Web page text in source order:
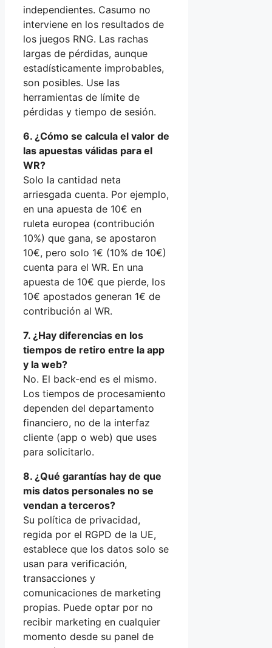
independientes. Casumo no
interviene en los resultados de
los juegos RNG. Las rachas
largas de pérdidas, aunque
estadísticamente improbables,
son posibles. Use las
herramientas de límite de
pérdidas y tiempo de sesión.
6. ¿Cómo se calcula el valor de
las apuestas válidas para el
WR?
Solo la cantidad neta
arriesgada cuenta. Por ejemplo,
en una apuesta de 10€ en
ruleta europea (contribución
10%) que gana, se apostaron
10€, pero solo 1€ (10% de 10€)
cuenta para el WR. En una
apuesta de 10€ que pierde, los
10€ apostados generan 1€ de
contribución al WR.
7. ¿Hay diferencias en los
tiempos de retiro entre la app
y la web?
No. El back-end es el mismo.
Los tiempos de procesamiento
dependen del departamento
financiero, no de la interfaz
cliente (app o web) que uses
para solicitarlo.
8. ¿Qué garantías hay de que
mis datos personales no se
vendan a terceros?
Su política de privacidad,
regida por el RGPD de la UE,
establece que los datos solo se
usan para verificación,
transacciones y
comunicaciones de marketing
propias. Puede optar por no
recibir marketing en cualquier
momento desde su panel de